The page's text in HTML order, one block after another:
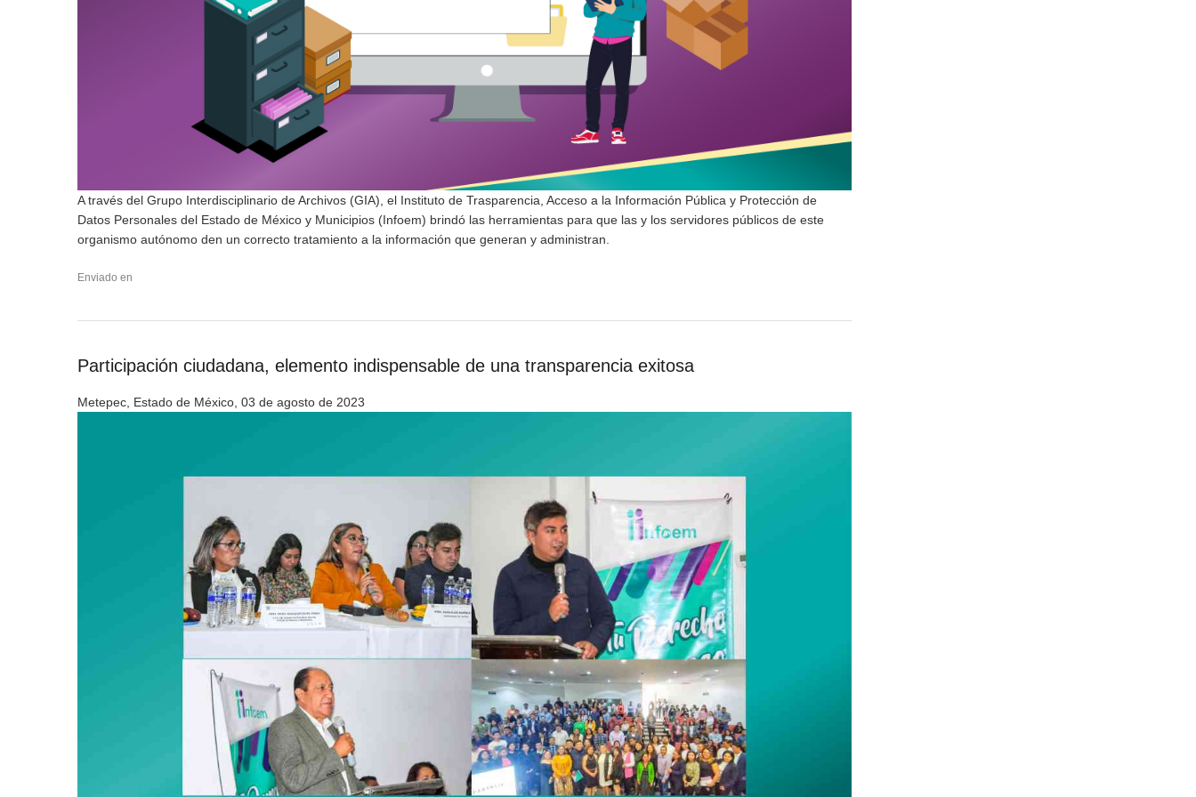
A través del Grupo Interdisciplinario de Archivos (GIA), el Instituto de Trasparencia, Acceso a la Información Pública y Protección de
Datos Personales del Estado de México y Municipios (Infoem) brindó las herramientas para que las y los servidores públicos de este
organismo autónomo den un correcto tratamiento a la información que generan y administran.
Enviado en
Participación ciudadana, elemento indispensable de una transparencia exitosa
Metepec, Estado de México, 03 de agosto de 2023